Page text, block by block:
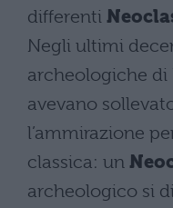
differenti
Negli ultimi
archeologiche di
avevano
l’ammirazione
classica: un
archeologico si